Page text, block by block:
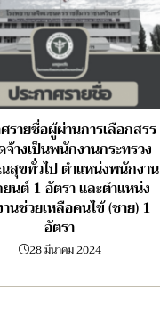
รายชื่อผู้ผ่านการเลือกสรร
จ้างเป็นพนักงานกระทรวง
สุขทั่วไป ตำแหน่งพนักงาน
นต์ 1 อัตรา และตำแหน่ง
นช่วยเหลือคนไข้ (ชาย) 1
อัตรา
28 มีนาคม 2024